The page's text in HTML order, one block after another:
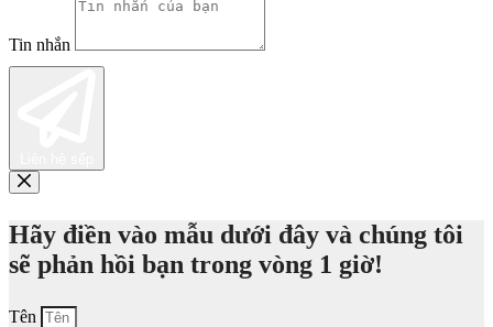
Tin nhắn
Hãy điền vào mẫu dưới đây và chúng tôi
sẽ phản hồi bạn trong vòng 1 giờ!
Tên